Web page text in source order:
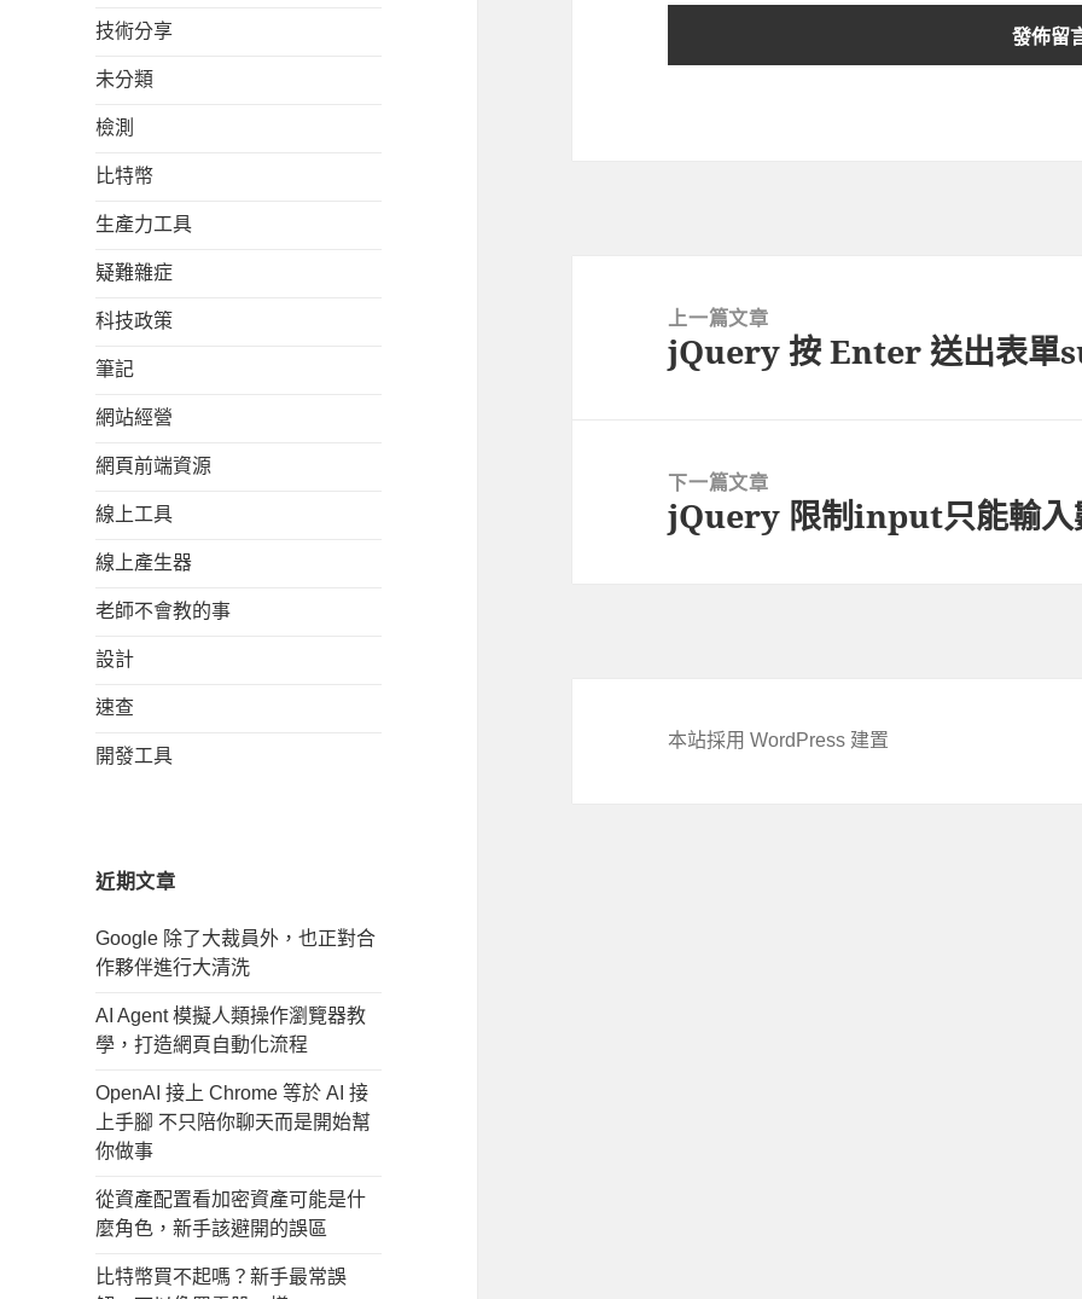
技術分享
未分類
檢測
比特幣
生產力工具
疑難雜症
科技政策
筆記
網站經營
網頁前端資源
線上工具
線上產生器
老師不會教的事
設計
速查
開發工具
近期文章
Google 除了大裁員外，也正對合
作夥伴進行大清洗
AI Agent 模擬人類操作瀏覽器教
學，打造網頁自動化流程
OpenAI 接上 Chrome 等於 AI 接
上手腳 不只陪你聊天而是開始幫
你做事
從資產配置看加密資產可能是什
麼角色，新手該避開的誤區
比特幣買不起嗎？新手最常誤
上一篇文章
上
章:
jQuery 按 Enter 送出表
下一篇文章
下
jQuery 限制input只能輸入
本站採用 WordPress 建置